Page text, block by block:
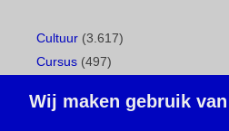
Cultuur (3.617)
Cursus (497)
Gemeentepagina(104)
Wij maken gebruik